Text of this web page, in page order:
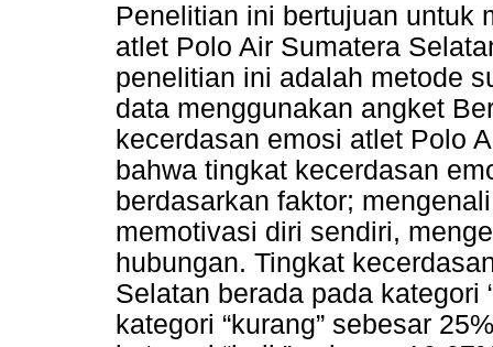
Penelitian ini bertujuan untuk
atlet Polo Air Sumatera
penelitian ini adalah metode
data menggunakan angket
kecerdasan emosi atlet Polo
bahwa tingkat kecerdasan
berdasarkan faktor;
memotivasi diri sendiri,
hubungan. Tingkat
Selatan berada pada kategori
kategori “kurang” sebesar